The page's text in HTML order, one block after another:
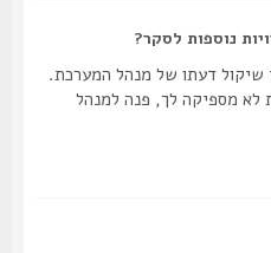
לסקר?
דעתו של מנהל המערכת.
לך, פנה למנהל